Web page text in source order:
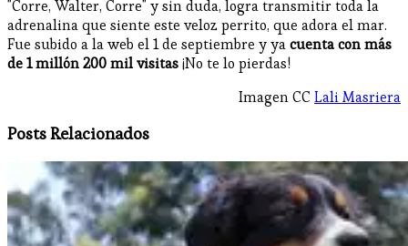
"Corre, Walter, Corre" y sin duda, logra transmitir toda la
adrenalina que siente este veloz perrito, que adora el mar.
Fue subido a la web el 1 de septiembre y yacuenta con más
de 1 millón 200 mil visitas¡No te lo pierdas!
Imagen CC Lali Masriera
Posts Relacionados